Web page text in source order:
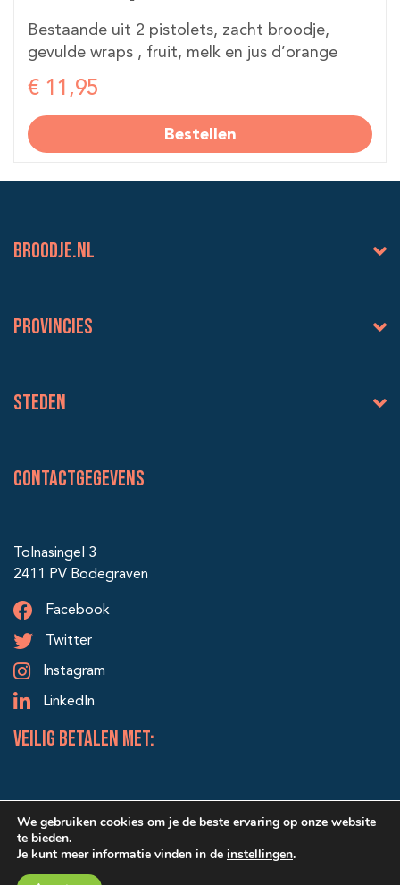
Bestaande uit 2 pistolets, zacht broodje,
gevulde wraps , fruit, melk en jus d’orange
€ 11,95
Bestellen
BROODJE.NL
Provincies
Steden
Contactgegevens
Tolnasingel 3
2411 PV Bodegraven
Facebook
Twitter
Instagram
LinkedIn
veilig betalen met:
© 2026 Alle rechten voorbehouden | Ontwerp & realisatie:
We gebruiken cookies om je de beste ervaring op onze website
te bieden.
Je kunt meer informatie vinden in de instellingen.